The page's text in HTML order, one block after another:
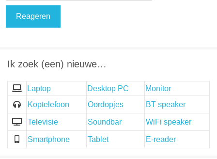
Ik zoek (een) nieuwe…
Laptop Desktop PC
Monitor
Koptelefoon
Oordopjes BT speaker
Televisie Soundbar WiFi speaker
Smartphone Tablet E-reader